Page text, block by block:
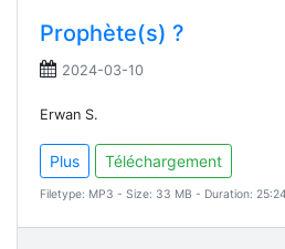
Prophète(s) ?
2024-03-10
Erwan S.
Plus Téléchargement
Filetype: MP3 - Size: 33 MB - Duration: